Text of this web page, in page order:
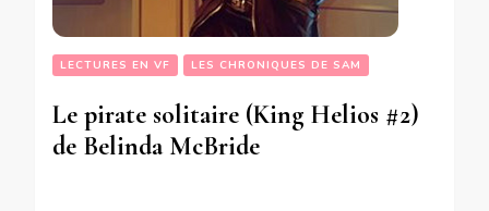
LECTURES EN VF LES CHRONIQUES DE SAM
Le pirate solitaire (King Helios #2)
de Belinda McBride